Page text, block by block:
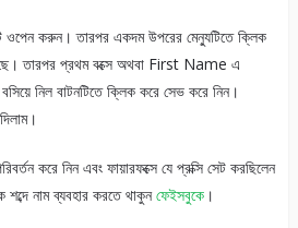
করুন। তারপর একদম উপরের মেন্যুটিতে ক্লিক
তারপর প্রথম বক্সে অথবা First Name এ
নিল বাটনটিতে ক্লিক করে সেভ করে নিন।
করে নিন এবং ফায়ারফক্সে যে প্রক্সি সেট করছিলেন
নাম ব্যবহার করতে থাকুনফেইসবুকে।